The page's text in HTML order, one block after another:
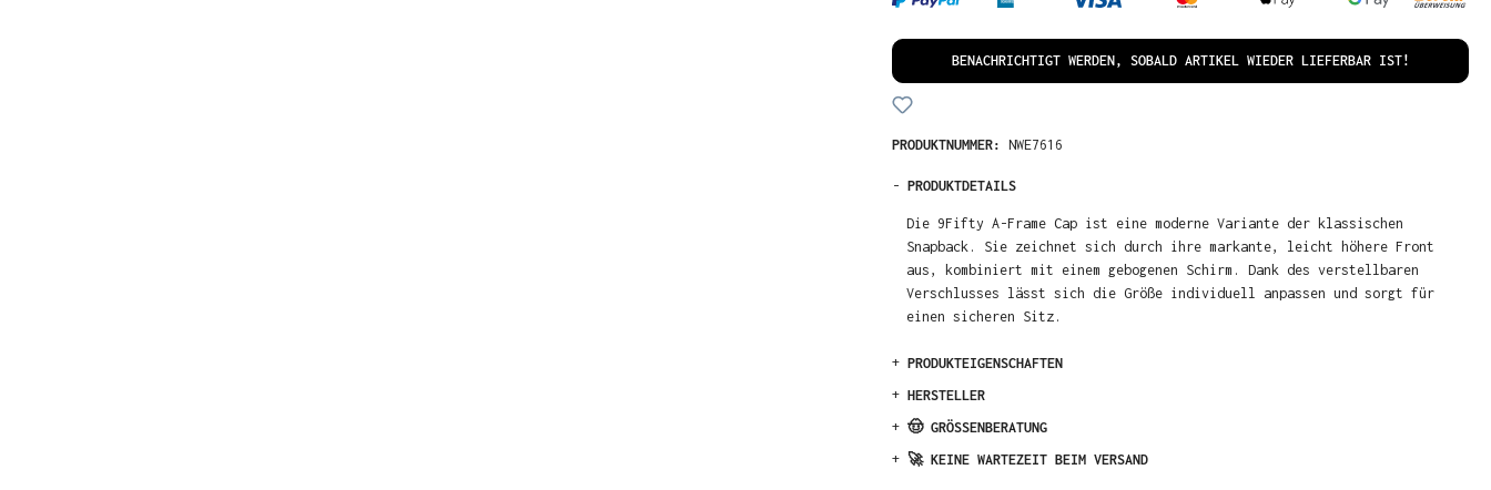
BENACHRICHTIGT WERDEN, SOBALD ARTIKEL WIEDER LIEFERBAR IST!
PRODUKTNUMMER: NWE7616
- PRODUKTDETAILS
Die 9Fifty A-Frame Cap ist eine moderne Variante der klassischen
Snapback. Sie zeichnet sich durch ihre markante, leicht höhere Front
aus, kombiniert mit einem gebogenen Schirm. Dank des verstellbaren
Verschlusses lässt sich die Größe individuell anpassen und sorgt für
einen sicheren Sitz.
+ PRODUKTEIGENSCHAFTEN
+ HERSTELLER
+ 🤠 GRÖSSENBERATUNG
+ 🚀 KEINE WARTEZEIT BEIM VERSAND